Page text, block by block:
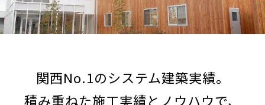
関西No.1のシステム建築実績。
積み重ねた施工実績とノウハウで、